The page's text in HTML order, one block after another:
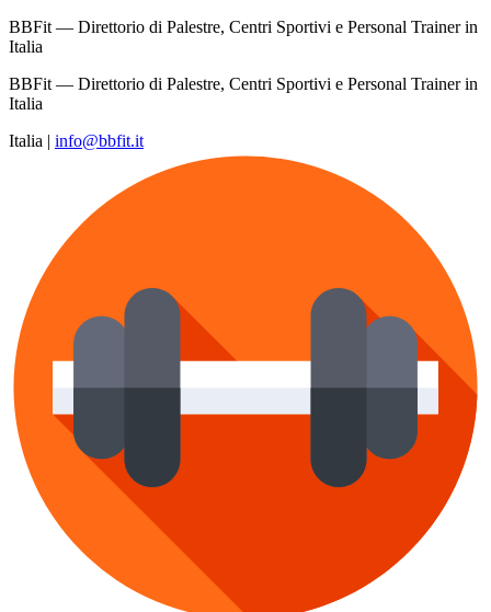
BBFit — Direttorio di Palestre, Centri Sportivi e Personal Trainer in
Italia
BBFit — Direttorio di Palestre, Centri Sportivi e Personal Trainer in
Italia
Italia | info@bbfit.it